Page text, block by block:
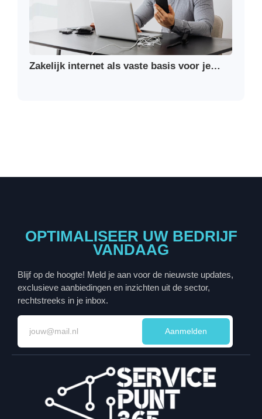
Zakelijk internet als vaste basis voor je…
OPTIMALISEER UW BEDRIJF
VANDAAG
Blijf op de hoogte! Meld je aan voor de nieuwste updates,
exclusieve aanbiedingen en inzichten uit de sector,
rechtstreeks in je inbox.
Aanmelden